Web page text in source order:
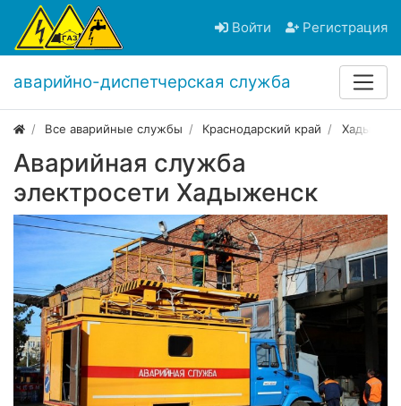
Войти Регистрация
аварийно-диспетчерская служба
Все аварийные службы Краснодарский край
Аварийная служба
электросети Хадыженск